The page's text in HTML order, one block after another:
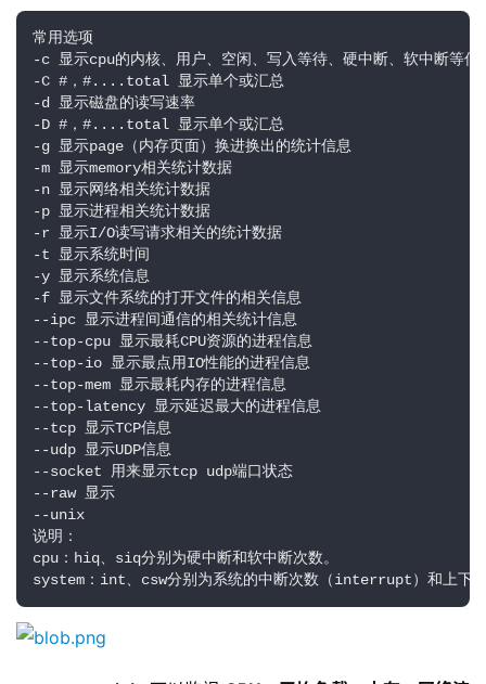
常用选项
-c 显示cpu的内核、用户、空闲、写入等待、硬中断、软中断等信
-C #，#....total 显示单个或汇总
-d 显示磁盘的读写速率
-D #，#....total 显示单个或汇总
-g 显示page（内存页面）换进换出的统计信息
-m 显示memory相关统计数据
-n 显示网络相关统计数据
-p 显示进程相关统计数据
-r 显示I/O读写请求相关的统计数据
-t 显示系统时间
-y 显示系统信息
-f 显示文件系统的打开文件的相关信息
--ipc 显示进程间通信的相关统计信息
--top-cpu 显示最耗CPU资源的进程信息
--top-io 显示最点用IO性能的进程信息
--top-mem 显示最耗内存的进程信息
--top-latency 显示延迟最大的进程信息
--tcp 显示TCP信息
--udp 显示UDP信息
--socket 用来显示tcp udp端口状态
--raw 显示
--unix
说明：
cpu：hiq、siq分别为硬中断和软中断次数。
system：int、csw分别为系统的中断次数（interrupt）和上下